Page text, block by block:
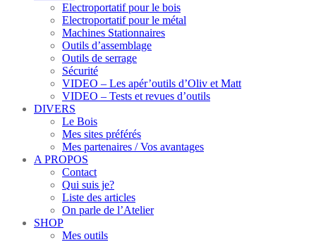
Electroportatif pour le bois
Electroportatif pour le métal
Machines Stationnaires
Outils d’assemblage
Outils de serrage
Sécurité
VIDEO – Les apér’outils d’Oliv et Matt
VIDEO – Tests et revues d’outils
DIVERS
Le Bois
Mes sites préférés
Mes partenaires / Vos avantages
A PROPOS
Contact
Qui suis je?
Liste des articles
On parle de l’Atelier
SHOP
Mes outils